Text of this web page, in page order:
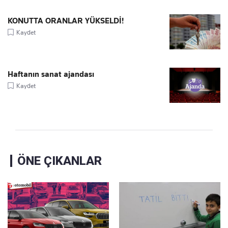
KONUTTA ORANLAR YÜKSELDİ!
Kaydet
Haftanın sanat ajandası
Kaydet
ÖNE ÇIKANLAR